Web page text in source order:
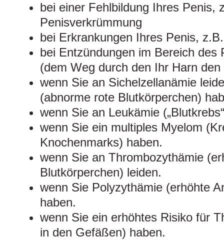
bei einer Fehlbildung Ihres Penis,
Penisverkrümmung
bei Erkrankungen Ihres Penis,
bei Entzündungen im Bereich des
(dem Weg durch den Ihr Harn
wenn Sie an Sichelzellanämie
(abnorme rote Blutkörperchen)
wenn Sie an Leukämie
wenn Sie ein multiples Myelom
Knochenmarks) haben.
wenn Sie an Thrombozythämie
Blutkörperchen) leiden.
wenn Sie Polyzythämie (erhöhte
haben.
wenn Sie ein erhöhtes Risiko für
in den Gefäßen) haben.